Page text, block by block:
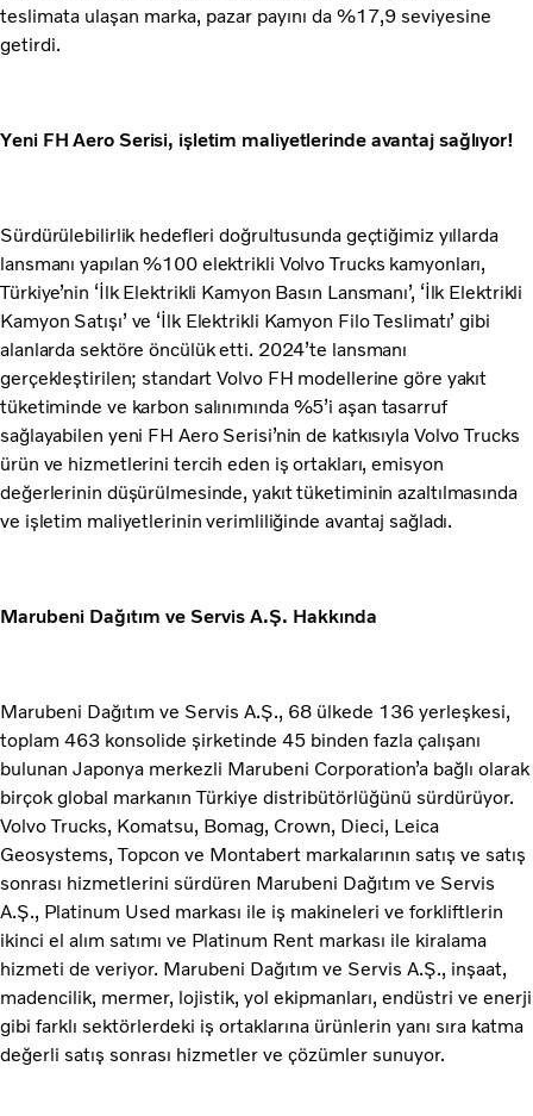
teslimata ulaşan marka, pazar payını da %17,9 seviyesine
getirdi.
Yeni FH Aero Serisi, işletim maliyetlerinde avantaj sağlıyor!
Sürdürülebilirlik hedefleri doğrultusunda geçtiğimiz yıllarda
lansmanı yapılan %100 elektrikli Volvo Trucks kamyonları,
Türkiye’nin ‘İlk Elektrikli Kamyon Basın Lansmanı’, ‘İlk Elektrikli
Kamyon Satışı’ ve ‘İlk Elektrikli Kamyon Filo Teslimatı’ gibi
alanlarda sektöre öncülük etti. 2024’te lansmanı
gerçekleştirilen; standart Volvo FH modellerine göre yakıt
tüketiminde ve karbon salınımında %5’i aşan tasarruf
sağlayabilen yeni FH Aero Serisi’nin de katkısıyla Volvo Trucks
ürün ve hizmetlerini tercih eden iş ortakları, emisyon
değerlerinin düşürülmesinde, yakıt tüketiminin azaltılmasında
ve işletim maliyetlerinin verimliliğinde avantaj sağladı.
Marubeni Dağıtım ve Servis A.Ş. Hakkında
Marubeni Dağıtım ve Servis A.Ş., 68 ülkede 136 yerleşkesi,
toplam 463 konsolide şirketinde 45 binden fazla çalışanı
bulunan Japonya merkezli Marubeni Corporation’a bağlı olarak
birçok global markanın Türkiye distribütörlüğünü sürdürüyor.
Volvo Trucks, Komatsu, Bomag, Crown, Dieci, Leica
Geosystems, Topcon ve Montabert markalarının satış ve satış
sonrası hizmetlerini sürdüren Marubeni Dağıtım ve Servis
A.Ş., Platinum Used markası ile iş makineleri ve forkliftlerin
ikinci el alım satımı ve Platinum Rent markası ile kiralama
hizmeti de veriyor. Marubeni Dağıtım ve Servis A.Ş., inşaat,
madencilik, mermer, lojistik, yol ekipmanları, endüstri ve enerji
gibi farklı sektörlerdeki iş ortaklarına ürünlerin yanı sıra katma
değerli satış sonrası hizmetler ve çözümler sunuyor.